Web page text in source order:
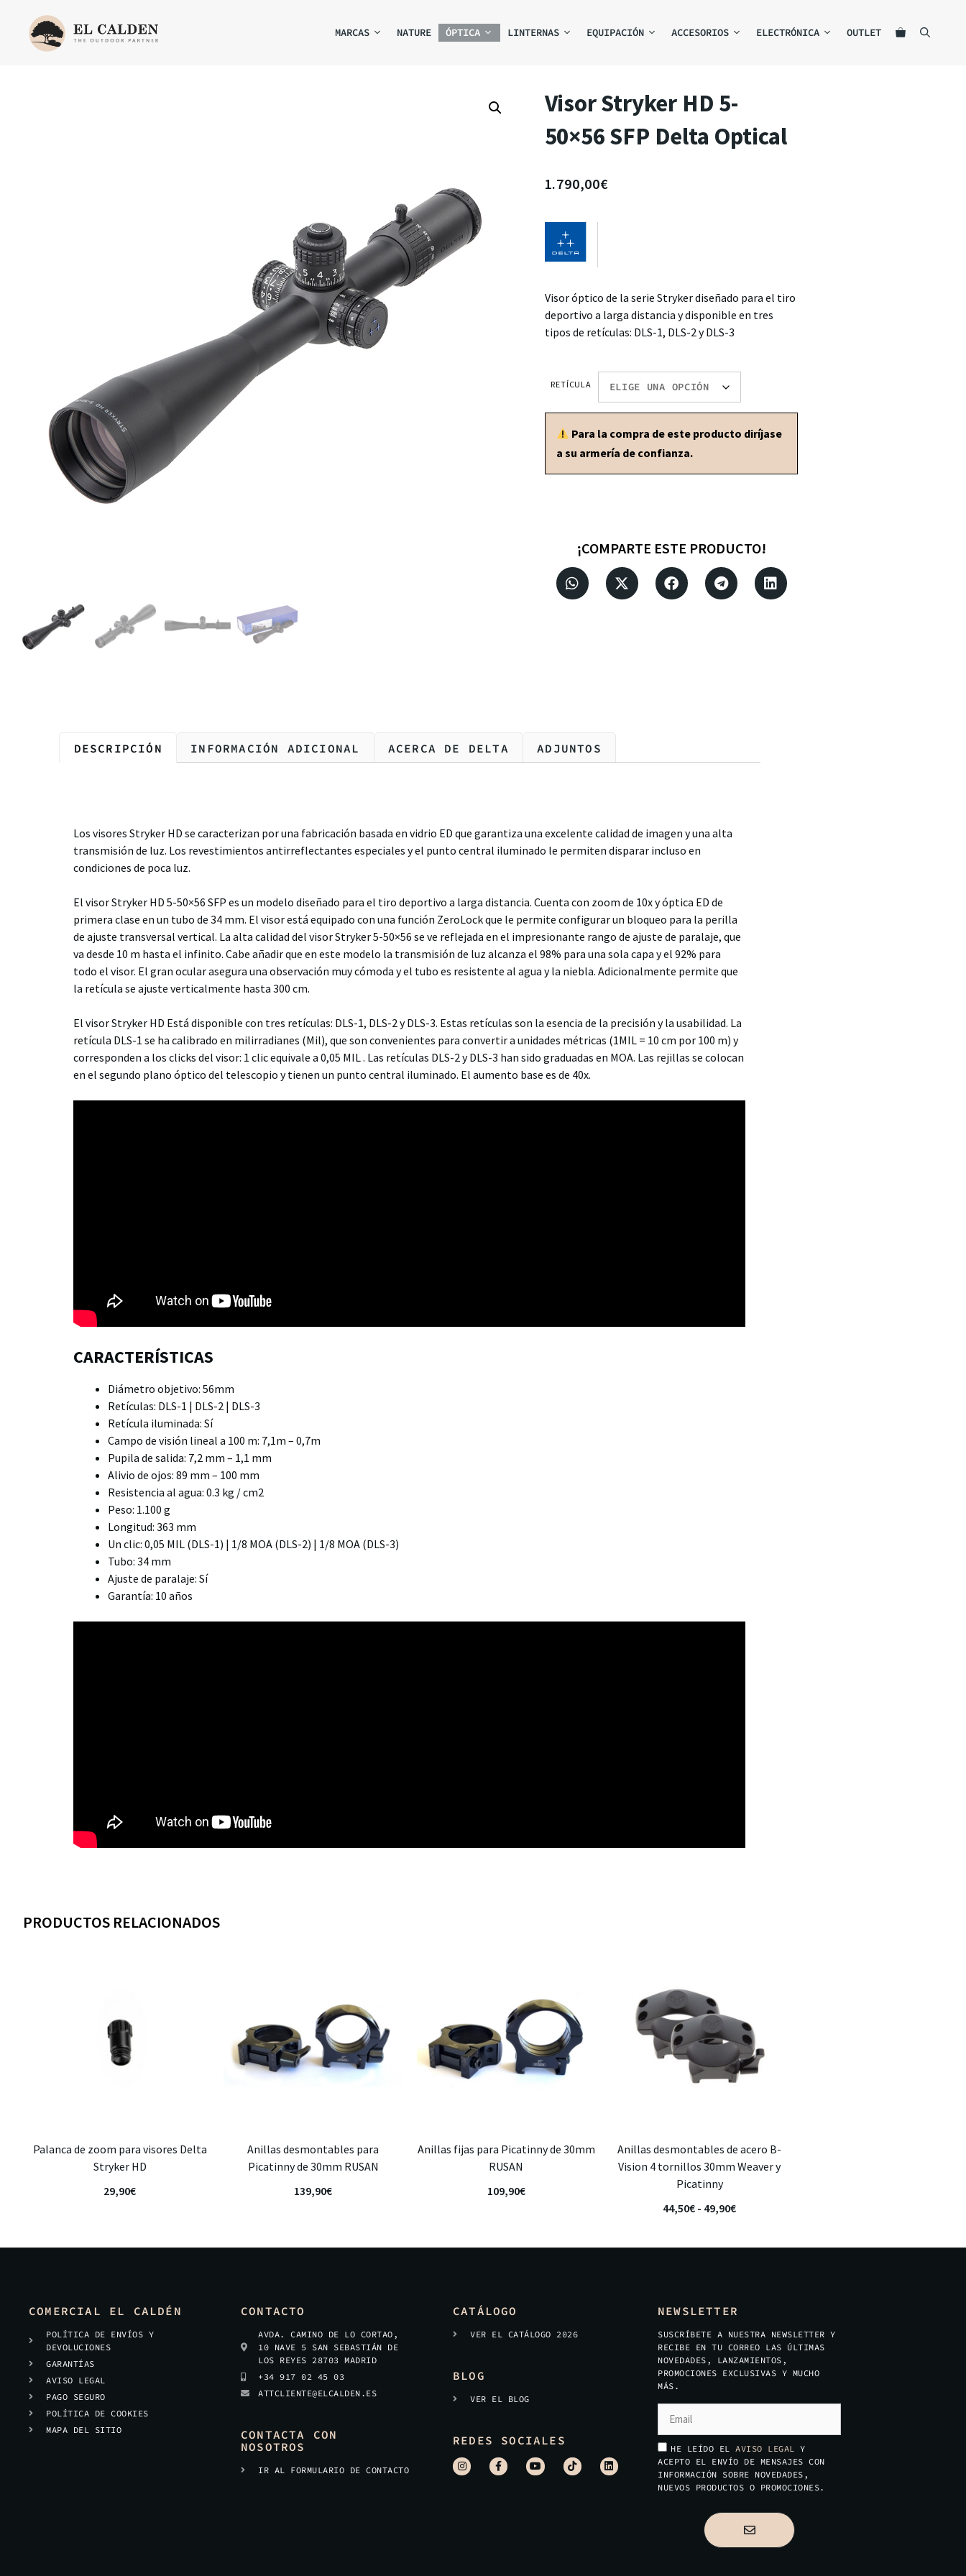
MARCAS NATURE ÓPTICA LINTERNAS EQUIPACIÓN ACCESORIOS ELECTRÓNICA OUTLET
Visor Stryker HD 5-
50×56 SFP Delta Optical
1.790,00€
Visor óptico de la serie Stryker diseñado para el tiro
deportivo a larga distancia y disponible en tres
tipos de retículas: DLS-1, DLS-2 y DLS-3
RETÍCULA
Para la compra de este producto diríjase
a su armería de confianza.
¡COMPARTE ESTE PRODUCTO!
DESCRIPCIÓN INFORMACIÓN ADICIONAL ACERCA DE DELTA ADJUNTOS
Los visores Stryker HD se caracterizan por una fabricación basada en vidrio ED que garantiza una excelente calidad de imagen y una alta
transmisión de luz. Los revestimientos antirreflectantes especiales y el punto central iluminado le permiten disparar incluso en
condiciones de poca luz.
El visor Stryker HD 5-50×56 SFP es un modelo diseñado para el tiro deportivo a larga distancia. Cuenta con zoom de 10x y óptica ED de
primera clase en un tubo de 34 mm. El visor está equipado con una función ZeroLock que le permite configurar un bloqueo para la perilla
de ajuste transversal vertical. La alta calidad del visor Stryker 5-50×56 se ve reflejada en el impresionante rango de ajuste de paralaje, que
va desde 10 m hasta el infinito. Cabe añadir que en este modelo la transmisión de luz alcanza el 98% para una sola capa y el 92% para
todo el visor. El gran ocular asegura una observación muy cómoda y el tubo es resistente al agua y la niebla. Adicionalmente permite que
la retícula se ajuste verticalmente hasta 300 cm.
El visor Stryker HD Está disponible con tres retículas: DLS-1, DLS-2 y DLS-3. Estas retículas son la esencia de la precisión y la usabilidad. La
retícula DLS-1 se ha calibrado en milirradianes (Mil), que son convenientes para convertir a unidades métricas (1MIL = 10 cm por 100 m) y
corresponden a los clicks del visor: 1 clic equivale a 0,05 MIL . Las retículas DLS-2 y DLS-3 han sido graduadas en MOA. Las rejillas se colocan
en el segundo plano óptico del telescopio y tienen un punto central iluminado. El aumento base es de 40x.
CARACTERÍSTICAS
Diámetro objetivo: 56mm
Retículas: DLS-1 | DLS-2 | DLS-3
Retícula iluminada: Sí
Campo de visión lineal a 100 m: 7,1m – 0,7m
Pupila de salida: 7,2 mm – 1,1 mm
Alivio de ojos: 89 mm – 100 mm
Resistencia al agua: 0.3 kg / cm2
Peso: 1.100 g
Longitud: 363 mm
Un clic: 0,05 MIL (DLS-1) | 1/8 MOA (DLS-2) | 1/8 MOA (DLS-3)
Tubo: 34 mm
Ajuste de paralaje: Sí
Garantía: 10 años
PRODUCTOS RELACIONADOS
Palanca de zoom para visores Delta
Stryker HD
29,90€
Anillas desmontables para
Picatinny de 30mm RUSAN
139,90€
Anillas fijas para Picatinny de 30mm
RUSAN
109,90€
Anillas desmontables de acero B-
Vision 4 tornillos 30mm Weaver y
Picatinny
44,50€ - 49,90€
COMERCIAL EL CALDÉN
POLÍTICA DE ENVÍOS Y
DEVOLUCIONES
GARANTÍAS
AVISO LEGAL
PAGO SEGURO
POLÍTICA DE COOKIES
MAPA DEL SITIO
CONTACTO
AVDA. CAMINO DE LO CORTAO,
10 NAVE 5 SAN SEBASTIÁN DE
LOS REYES 28703 MADRID
+34 917 02 45 03
ATTCLIENTE@ELCALDEN.ES
CONTACTA CON
NOSOTROS
IR AL FORMULARIO DE CONTACTO
CATÁLOGO
VER EL CATÁLOGO 2026
BLOG
VER EL BLOG
REDES SOCIALES
NEWSLETTER
SUSCRÍBETE A NUESTRA NEWSLETTER Y
RECIBE EN TU CORREO LAS ÚLTIMAS
NOVEDADES, LANZAMIENTOS,
PROMOCIONES EXCLUSIVAS Y MUCHO
MÁS.
HE LEÍDO EL AVISO LEGAL Y
ACEPTO EL ENVÍO DE MENSAJES CON
INFORMACIÓN SOBRE NOVEDADES,
NUEVOS PRODUCTOS O PROMOCIONES.